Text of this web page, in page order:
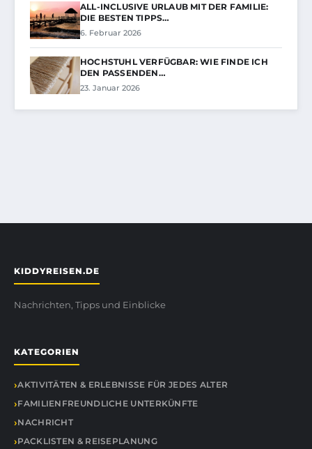
ALL-INCLUSIVE URLAUB MIT DER FAMILIE:
DIE BESTEN TIPPS…
6. Februar 2026
HOCHSTUHL VERFÜGBAR: WIE FINDE ICH
DEN PASSENDEN…
23. Januar 2026
KIDDYREISEN.DE
Nachrichten, Tipps und Einblicke
KATEGORIEN
AKTIVITÄTEN & ERLEBNISSE FÜR JEDES ALTER
FAMILIENFREUNDLICHE UNTERKÜNFTE
NACHRICHT
PACKLISTEN & REISEPLANUNG